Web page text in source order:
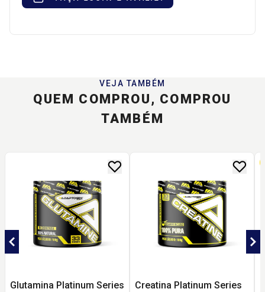
VEJA TAMBÉM
QUEM COMPROU, COMPROU
TAMBÉM
Glutamina Platinum Series
Creatina Platinum Series